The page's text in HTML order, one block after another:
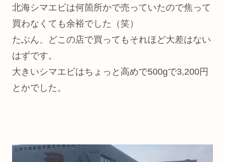
北海シマエビは何箇所かで売っていたので焦って
買わなくても余裕でした（笑）
たぶん、どこの店で買ってもそれほど大差はない
はずです。
大きいシマエビはちょっと高めで500gで3,200円
とかでした。